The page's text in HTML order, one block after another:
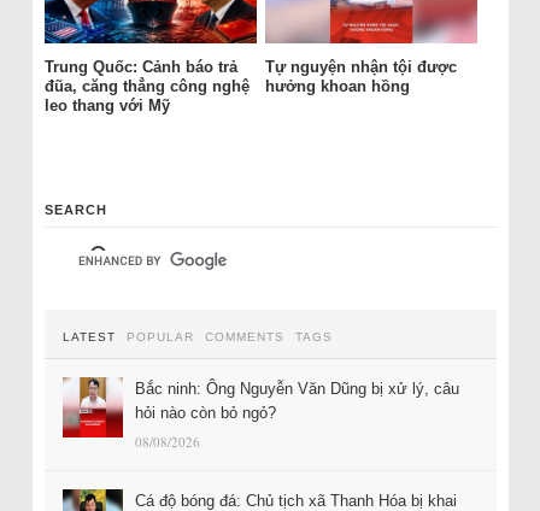
Trung Quốc: Cảnh báo trả
đũa, căng thẳng công nghệ
leo thang với Mỹ
Tự nguyện nhận tội được
hưởng khoan hồng
SEARCH
LATEST POPULAR COMMENTS TAGS
Bắc ninh: Ông Nguyễn Văn Dũng bị xử lý, câu
hỏi nào còn bỏ ngỏ?
08/08/2026
Cá độ bóng đá: Chủ tịch xã Thanh Hóa bị khai